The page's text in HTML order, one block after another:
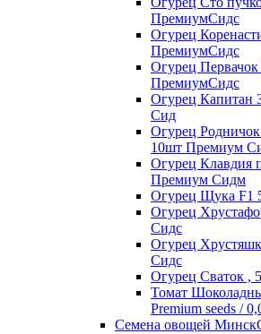
ПремиумСидс
Огурец
ПремиумСидс
Огурец
ПремиумСидс
Огурец Капитан
Сид
Огурец
10шт Премиум
Огурец Клавдия
Премиум Сидм
Огурец Щука F1
Огурец
Сидс
Огурец
Сидс
Огурец Сваток ,
Томат
Premium seeds /
Семена овощей